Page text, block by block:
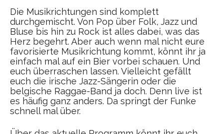
Die Musikrichtungen sind komplett
durchgemischt. Von Pop über Folk, Jazz und
Bluse bis hin zu Rock ist alles dabei, was das
Herz begehrt. Aber auch wenn mal nicht eure
favorisierte Musikrichtung kommt, könnt ihr ja
einfach mal auf ein Bier vorbei schauen. Und
euch überraschen lassen. Vielleicht gefällt
euch die irische Jazz-Sängerin oder die
belgische Raggae-Band ja doch. Denn live ist
es häufig ganz anders. Da springt der Funke
schnell mal über.